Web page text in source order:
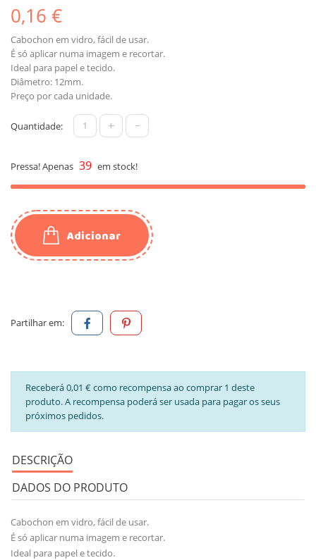
0,16 €
Cabochon em vidro, fácil de usar.
É só aplicar numa imagem e recortar.
Ideal para papel e tecido.
Diâmetro: 12mm.
Preço por cada unidade.
Quantidade: + -
Pressa! Apenas 39 em stock!
Adicionar
Partilhar em:
Receberá 0,01 € como recompensa ao comprar 1 deste
produto. A recompensa poderá ser usada para pagar os seus
próximos pedidos.
DESCRIÇÃO
DADOS DO PRODUTO
Cabochon em vidro, fácil de usar.
É só aplicar numa imagem e recortar.
Ideal para papel e tecido.